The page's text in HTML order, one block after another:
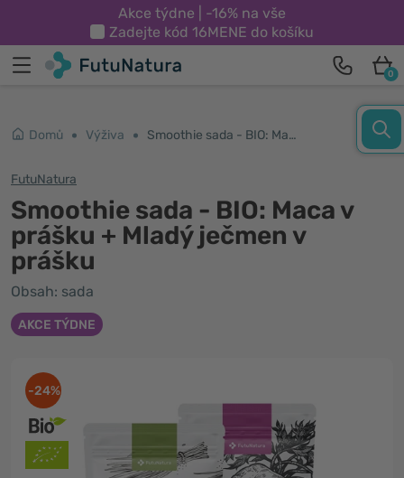
Akce týdne | -16% na vše
Zadejte kód 16MENE do košíku
0
Domů Výživa Smoothie sada - BIO: Maca v prášku + Mladý ječmen v prášku
FutuNatura
Smoothie sada - BIO: Maca v
prášku + Mladý ječmen v
prášku
Obsah: sada
AKCE TÝDNE
-24%